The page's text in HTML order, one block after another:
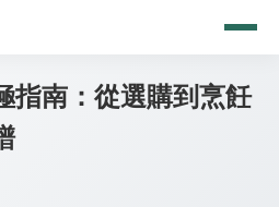
指南：從選購到烹飪